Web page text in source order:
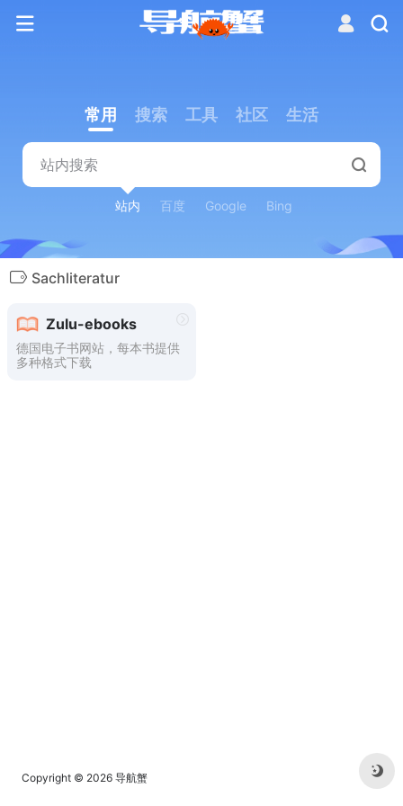
常用 搜索 工具 社区 生活
站内 百度 Google Bing
Sachliteratur
Zulu-ebooks
德国电子书网站，每本书提供
多种格式下载
Copyright © 2026 导航蟹